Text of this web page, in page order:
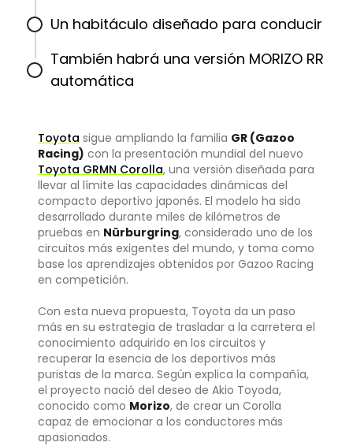
Un habitáculo diseñado para conducir
También habrá una versión MORIZO RR
automática
Toyota sigue ampliando la familia GR (Gazoo
Racing) con la presentación mundial del nuevo
Toyota GRMN Corolla, una versión diseñada para
llevar al límite las capacidades dinámicas del
compacto deportivo japonés. El modelo ha sido
desarrollado durante miles de kilómetros de
pruebas en Nürburgring, considerado uno de los
circuitos más exigentes del mundo, y toma como
base los aprendizajes obtenidos por Gazoo Racing
en competición.
Con esta nueva propuesta, Toyota da un paso
más en su estrategia de trasladar a la carretera el
conocimiento adquirido en los circuitos y
recuperar la esencia de los deportivos más
puristas de la marca. Según explica la compañía,
el proyecto nació del deseo de Akio Toyoda,
conocido como Morizo, de crear un Corolla
capaz de emocionar a los conductores más
apasionados.